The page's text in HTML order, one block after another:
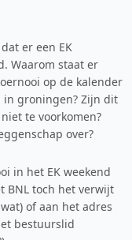
er een EK
Waarom staat er
op de kalender
groningen? Zijn dit
te voorkomen?
over?
in het EK weekend
BNL toch het verwijt
of aan het adres
bestuurslid